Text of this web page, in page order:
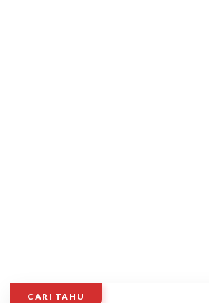
CARI TAHU